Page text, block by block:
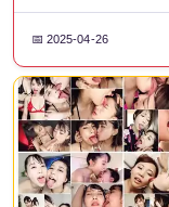
📅 2025-04-26